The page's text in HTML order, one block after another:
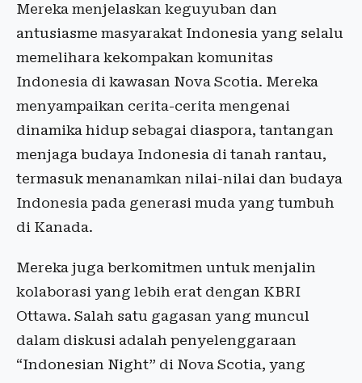
Mereka menjelaskan keguyuban dan
antusiasme masyarakat Indonesia yang selalu
memelihara kekompakan komunitas
Indonesia di kawasan Nova Scotia. Mereka
menyampaikan cerita-cerita mengenai
dinamika hidup sebagai diaspora, tantangan
menjaga budaya Indonesia di tanah rantau,
termasuk menanamkan nilai-nilai dan budaya
Indonesia pada generasi muda yang tumbuh
di Kanada.
Mereka juga berkomitmen untuk menjalin
kolaborasi yang lebih erat dengan KBRI
Ottawa. Salah satu gagasan yang muncul
dalam diskusi adalah penyelenggaraan
“Indonesian Night” di Nova Scotia, yang